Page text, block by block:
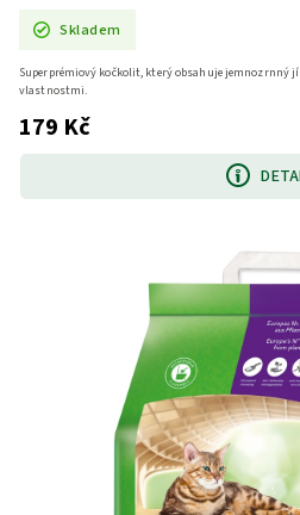
Skladem
179 Kč
Superprémiový kočkolit, který obsahuje jemnozrnný
vlastnostmi.